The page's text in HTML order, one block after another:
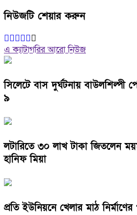
নিউজটি শেয়ার করুন
এ ক্যাটাগরির আরো নিউজ
সিলেটে বাস দুর্ঘটনায় বাউলশিল্পী
৯
লটারিতে ৩০ লাখ টাকা জিতলেন
হানিফ মিয়া
প্রতি ইউনিয়নে খেলার মাঠ নির্মাণের